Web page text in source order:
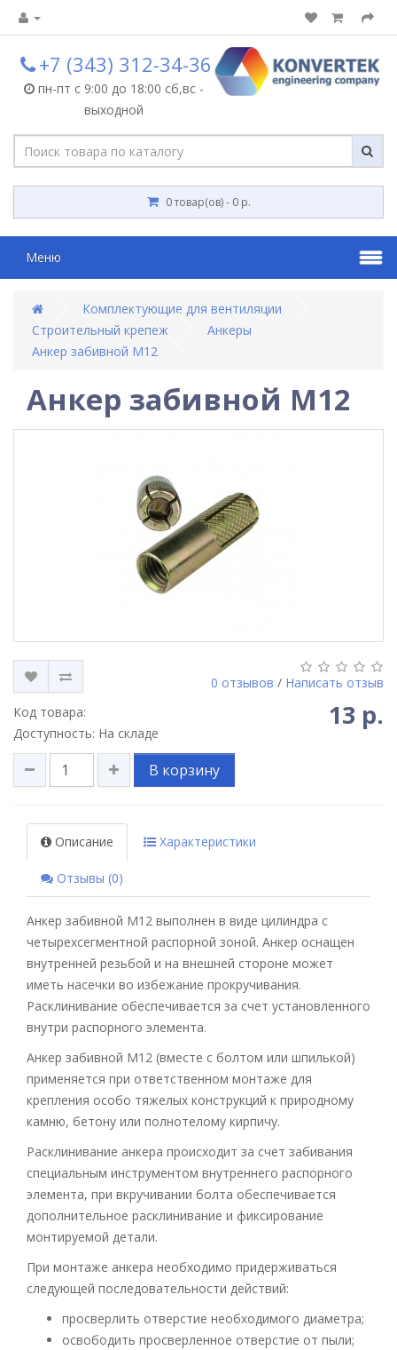
+7 (343) 312-34-36
пн-пт с 9:00 до 18:00 сб,вс -
выходной
0 товар(ов) - 0 р.
Меню
Комплектующие для вентиляции
Строительный крепеж
Анкеры
Анкер забивной М12
Анкер забивной М12
0 отзывов / Написать отзыв
Код товара:
Доступность: На складе
13 р.
В корзину
Описание Характеристики
Отзывы (0)
Анкер забивной M12 выполнен в виде цилиндра с
четырехсегментной распорной зоной. Анкер оснащен
внутренней резьбой и на внешней стороне может
иметь насечки во избежание прокручивания.
Расклинивание обеспечивается за счет установленного
внутри распорного элемента.
Анкер забивной М12 (вместе с болтом или шпилькой)
применяется при ответственном монтаже для
крепления особо тяжелых конструкций к природному
камню, бетону или полнотелому кирпичу.
Расклинивание анкера происходит за счет забивания
специальным инструментом внутреннего распорного
элемента, при вкручивании болта обеспечивается
дополнительное расклинивание и фиксирование
монтируемой детали.
При монтаже анкера необходимо придерживаться
следующей последовательности действий:
просверлить отверстие необходимого диаметра;
освободить просверленное отверстие от пыли;